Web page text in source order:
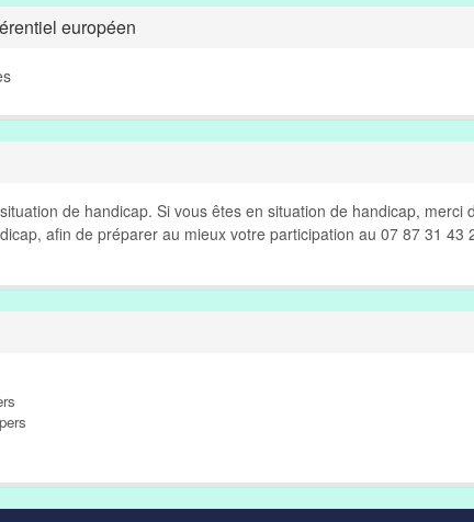
européen
de handicap. Si vous êtes en situation de handicap, merci
afin de préparer au mieux votre participation au 07 87 31 43